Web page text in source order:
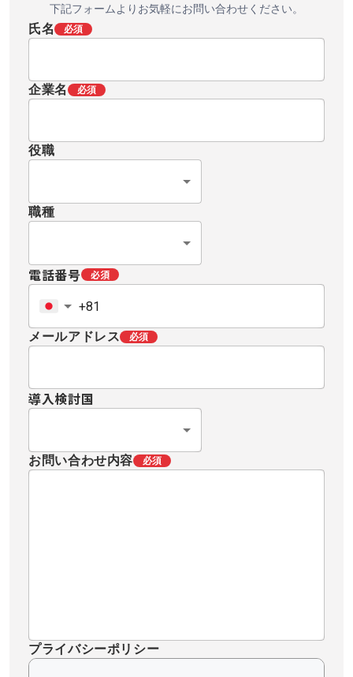
下記フォームよりお気軽にお問い合わせください。
氏名 必須
企業名 必須
役職
職種
電話番号 必須
メールアドレス 必須
導入検討国
お問い合わせ内容 必須
プライバシーポリシー